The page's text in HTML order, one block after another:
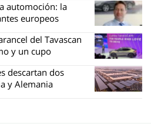
automoción: la
europeos
del Tavascan
y un cupo
descartan dos
y Alemania